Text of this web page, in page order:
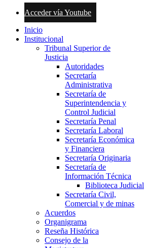
Acceder vía Youtube
Inicio
Institucional
Tribunal Superior de
Justicia
Autoridades
Secretaría
Administrativa
Secretaría de
Superintendencia y
Control Judicial
Secretaría Penal
Secretaría Laboral
Secretaría Económica
y Financiera
Secretaría Originaria
Secretaría de
Información Técnica
Biblioteca Judicial
Secretaría Civil,
Comercial y de minas
Acuerdos
Organigrama
Reseña Histórica
Consejo de la